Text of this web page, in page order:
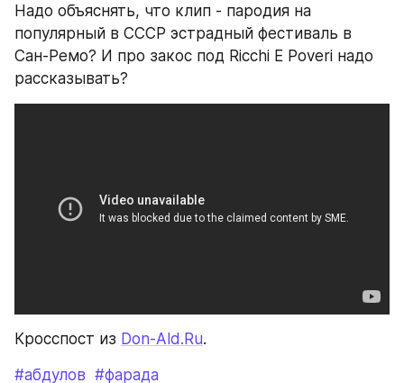
Надо объяснять, что клип - пародия на
популярный в СССР эстрадный фестиваль в
Сан-Ремо? И про закос под Ricchi E Poveri надо
рассказывать?
Кросспост из Don-Ald.Ru.
#абдулов #фарада